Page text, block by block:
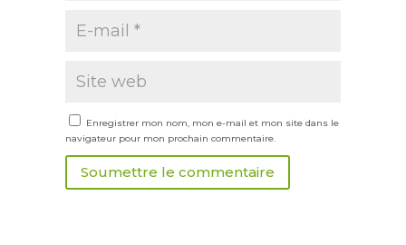
Enregistrer mon nom, mon e-mail et mon site dans le
navigateur pour mon prochain commentaire.
Soumettre le commentaire